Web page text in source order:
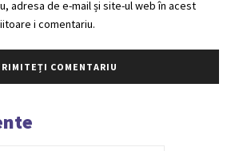
adresa de e-mail și site-ul web în acest
i comentariu.